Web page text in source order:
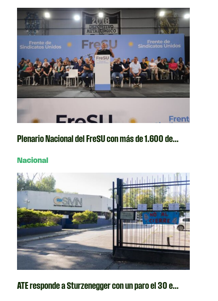
Plenario Nacional del FreSU con más de 1.600 de...
Nacional
ATE responde a Sturzenegger con un paro el 30 e...